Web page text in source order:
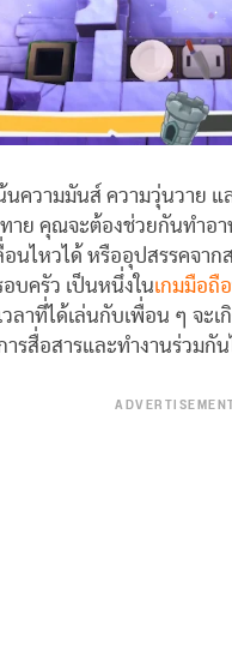
ความมันส์ ความวุ่นวาย แล
าย คุณจะต้องช่วยกันทำอ
อนไหวได้ หรืออุปสรรคจ
บครัว เป็นหนึ่งในเกมมือถือ
ลาที่ได้เล่นกับเพื่อน ๆ จะ
สื่อสารและทำงานร่วมกั